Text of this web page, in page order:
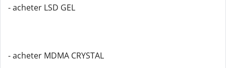
- acheter LSD GEL
- acheter MDMA CRYSTAL